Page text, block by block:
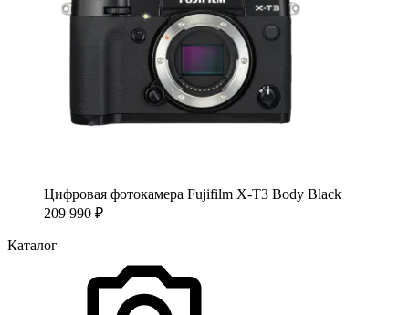
Цифровая фотокамера Fujifilm X-T3 Body Black
209 990 ₽
Каталог